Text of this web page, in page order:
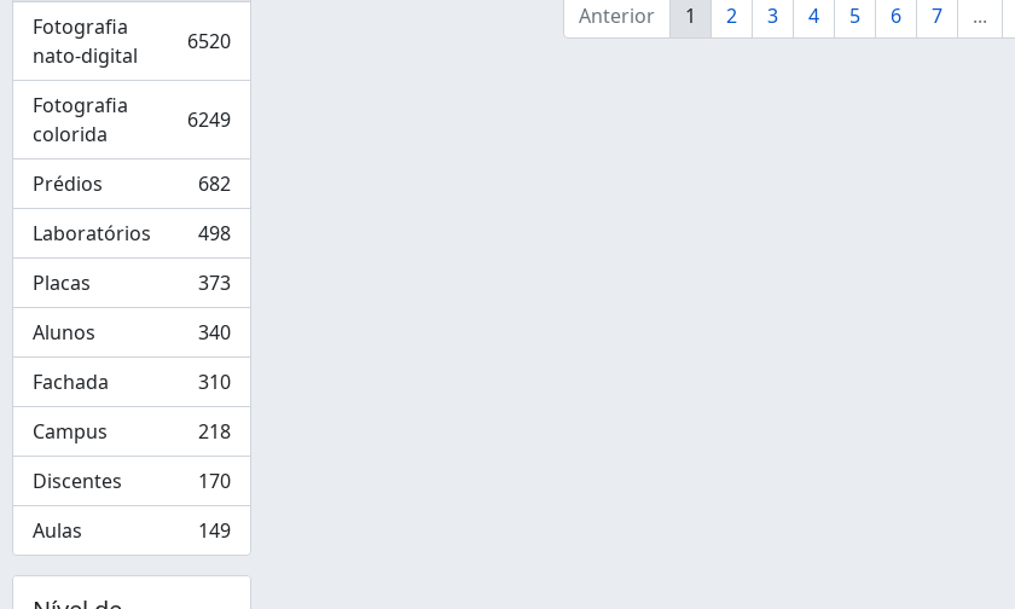
Fotografia
nato-digital
, 6520 resultados 6520
Fotografia
colorida
, 6249 resultados 6249
Prédios
, 682 resultados
682
Laboratórios
, 498 resultados
498
Placas
, 373 resultados
373
Alunos
, 340 resultados
340
Fachada
, 310 resultados
310
Campus
, 218 resultados
218
Discentes
, 170 resultados
170
Aulas
, 149 resultados 149
Anterior
1 2 3 4 5 6 7 ...